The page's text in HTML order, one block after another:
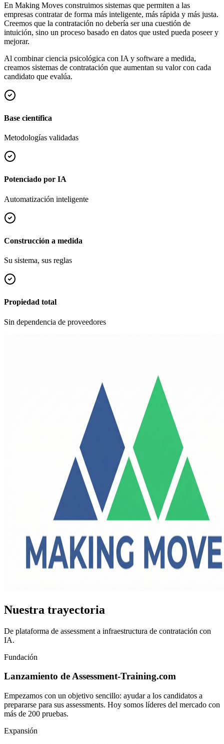
En Making Moves construimos sistemas que permiten a las
empresas contratar de forma más inteligente, más rápida y más justa.
Creemos que la contratación no debería ser una cuestión de
intuición, sino un proceso basado en datos que usted pueda poseer y
mejorar.
Al combinar ciencia psicológica con IA y software a medida,
creamos sistemas de contratación que aumentan su valor con cada
candidato que evalúa.
Base científica
Metodologías validadas
Potenciado por IA
Automatización inteligente
Construcción a medida
Su sistema, sus reglas
Propiedad total
Sin dependencia de proveedores
Nuestra trayectoria
De plataforma de assessment a infraestructura de contratación con
IA.
Fundación
Lanzamiento de Assessment-Training.com
Empezamos con un objetivo sencillo: ayudar a los candidatos a
prepararse para sus assessments. Hoy somos líderes del mercado con
más de 200 pruebas.
Expansión